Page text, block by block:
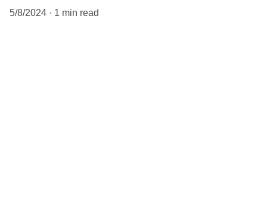
5/8/2024
1 min read